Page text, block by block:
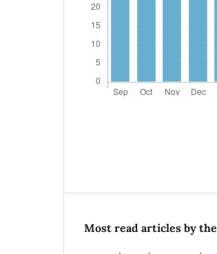
Most read articles by